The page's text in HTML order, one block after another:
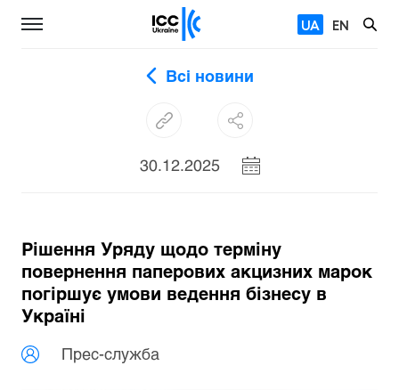
UA EN
Всі новини
30.12.2025
Рішення Уряду щодо терміну
повернення паперових акцизних марок
погіршує умови ведення бізнесу в
Україні
Прес-служба